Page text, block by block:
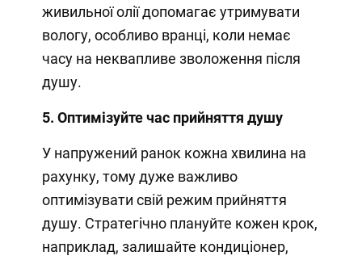
живильної олії допомагає утримувати
вологу, особливо вранці, коли немає
часу на неквапливе зволоження після
душу.
5. Оптимізуйте час прийняття душу
У напружений ранок кожна хвилина на
рахунку, тому дуже важливо
оптимізувати свій режим прийняття
душу. Стратегічно плануйте кожен крок,
наприклад, залишайте кондиціонер,